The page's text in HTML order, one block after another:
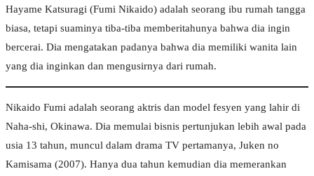
Hayame Katsuragi (Fumi Nikaido) adalah seorang ibu rumah tangga
biasa, tetapi suaminya tiba-tiba memberitahunya bahwa dia ingin
bercerai. Dia mengatakan padanya bahwa dia memiliki wanita lain
yang dia inginkan dan mengusirnya dari rumah.
Nikaido Fumi adalah seorang aktris dan model fesyen yang lahir di
Naha-shi, Okinawa. Dia memulai bisnis pertunjukan lebih awal pada
usia 13 tahun, muncul dalam drama TV pertamanya, Juken no
Kamisama (2007). Hanya dua tahun kemudian dia memerankan